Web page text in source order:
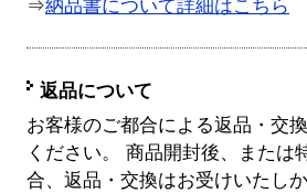
⇒納品書について詳細はこちら
返品について
お客様のご都合による返品・交
ください。 商品開封後、または
合、返品・交換はお受けいたし